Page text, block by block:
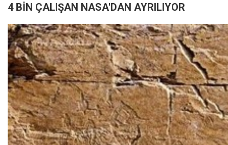
4 BİN ÇALIŞAN NASA'DAN AYRILIYOR